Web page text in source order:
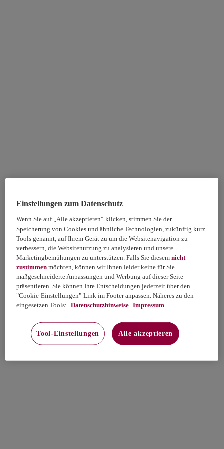
Einstellungen zum Datenschutz
Wenn Sie auf „Alle akzeptieren“ klicken, stimmen Sie der
Speicherung von Cookies und ähnliche Technologien, zukünftig kurz
Tools genannt, auf Ihrem Gerät zu um die Websitenavigation zu
verbessern, die Websitenutzung zu analysieren und unsere
Marketingbemühungen zu unterstützen. Falls Sie diesemnicht
zustimmen möchten, können wir Ihnen leider keine für Sie
maßgeschneiderte Anpassungen und Werbung auf dieser Seite
präsentieren. Sie können Ihre Entscheidungen jederzeit über den
"Cookie-Einstellungen"-Link im Footer anpassen. Näheres zu den
eingesetzen Tools: Datenschutzhinweise Impressum
Tool-Einstellungen Alle akzeptieren